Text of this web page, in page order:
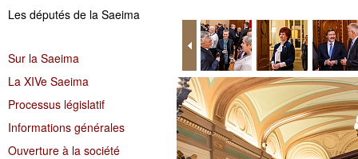
Les députés de la Saeima
Sur la Saeima
La XIVe Saeima
Processus législatif
Informations générales
Ouverture à la société